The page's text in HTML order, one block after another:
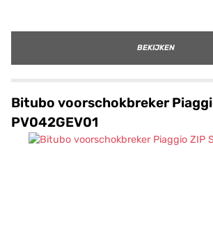
BEKIJKEN
Bitubo voorschokbreker
PV042GEV01